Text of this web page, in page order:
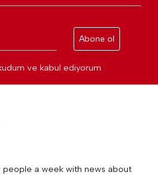
Abone ol
ve kabul ediyorum
a week with news about